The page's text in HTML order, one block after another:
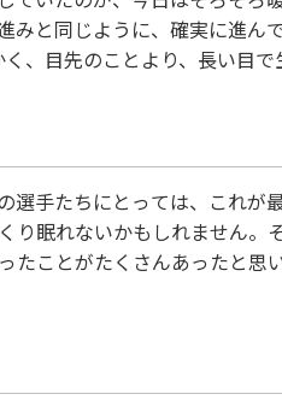
みと同じように、確実に進
、目先のことより、長い目
手たちにとっては、これが
眠れないかもしれません。
ことがたくさんあったと思